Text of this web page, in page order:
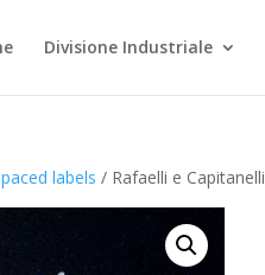
Divisione Industriale
labels / Rafaelli e Capitanelli